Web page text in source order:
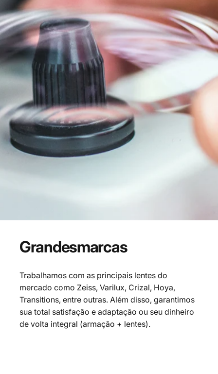
Grandesmarcas
Trabalhamos com as principais lentes do
mercado como Zeiss, Varilux, Crizal, Hoya,
Transitions, entre outras. Além disso, garantimos
sua total satisfação e adaptação ou seu dinheiro
de volta integral (armação + lentes).